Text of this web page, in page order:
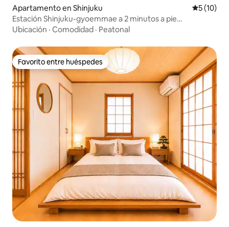
Apartamento en Shinjuku
5 (10)
Estación Shinjuku-gyoemmae a 2 minutos a pie
aeropuerto 45 minutos
Ubicación · Comodidad · Peatonal
Favorito entre huéspedes
Favorito entre huéspedes